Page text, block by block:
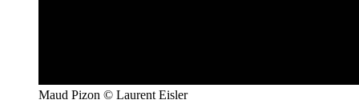
Maud Pizon © Laurent Eisler